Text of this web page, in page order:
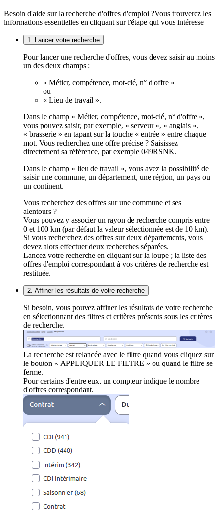
Besoin d'aide sur la recherche d'offres d'emploi ?Vous trouverez les
informations essentielles en cliquant sur l'étape qui vous intéresse
1. Lancer votre recherche
Pour lancer une recherche d'offres, vous devez saisir au moins
un des deux champs :
« Métier, compétence, mot-clé, n° d'offre »
ou
« Lieu de travail ».
Dans le champ « Métier, compétence, mot-clé, n° d'offre »,
vous pouvez saisir, par exemple, « serveur », « anglais »,
« brasserie » en tapant sur la touche « entrée » entre chaque
mot. Vous recherchez une offre précise ? Saisissez
directement sa référence, par exemple 049RSNK.
Dans le champ « lieu de travail », vous avez la possibilité de
saisir une commune, un département, une région, un pays ou
un continent.
Vous recherchez des offres sur une commune et ses
alentours ?
Vous pouvez y associer un rayon de recherche compris entre
0 et 100 km (par défaut la valeur sélectionnée est de 10 km).
Si vous recherchez des offres sur deux départements, vous
devez alors effectuer deux recherches séparées.
Lancez votre recherche en cliquant sur la loupe ; la liste des
offres d'emploi correspondant à vos critères de recherche est
restituée.
2. Affiner les résultats de votre recherche
Si besoin, vous pouvez affiner les résultats de votre recherche
en sélectionnant des filtres et critères présents sous les critères
de recherche.
La recherche est relancée avec le filtre quand vous cliquez sur
le bouton « APPLIQUER LE FILTRE » ou quand le filtre se
ferme.
Pour certains d'entre eux, un compteur indique le nombre
d'offres correspondant.